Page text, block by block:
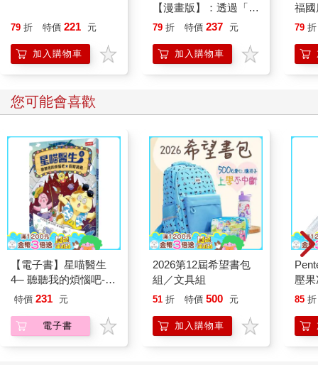
79 折 特價 221 元
加入購物車
【漫畫版】：透過「小
行動」打開大腦的行動
「行動派」的37個科
學方法
79 折 特價 237 元
加入購物車
福
79 折
您可能會喜歡
【電子書】星喵醫生
4─ 聽聽我的煩惱吧-假
期挑戰
特價 231 元
電子書
2026第12屆希望書包
組／文具組
51 折 特價 500 元
加入購物車
壓
桿
85 折